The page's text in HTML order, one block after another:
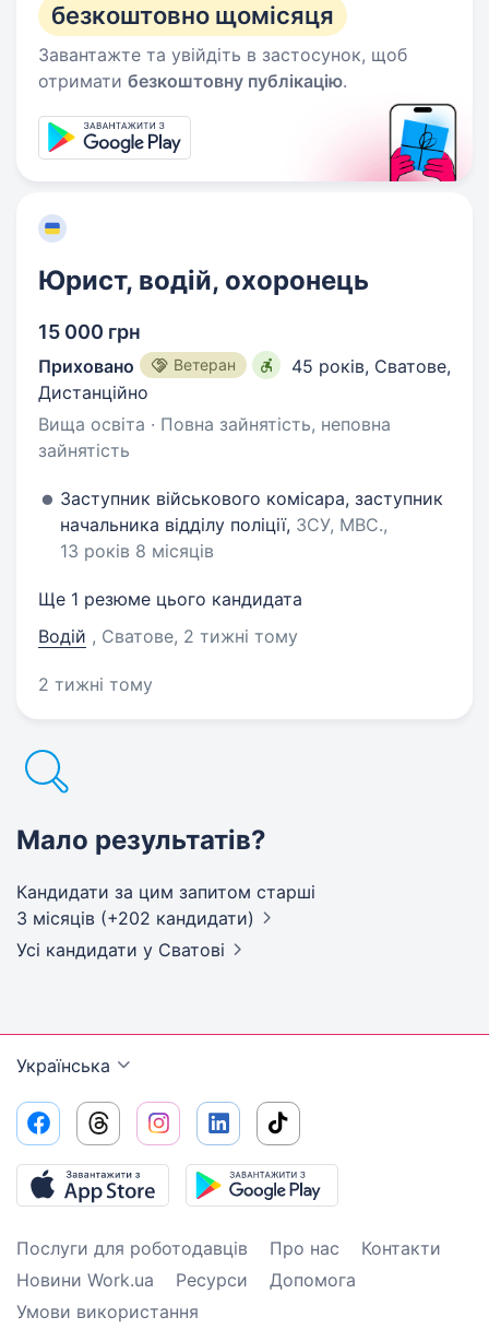
безкоштовно щомісяця
Завантажте та увійдіть в застосунок, щоб
отримати безкоштовну публікацію.
Юрист, водій, охоронець
15 000 грн
Приховано Ветеран 45 років, Сватове,
Дистанційно
Вища освіта · Повна зайнятість, неповна
зайнятість
Заступник військового комісара, заступник
начальника відділу поліції, ЗСУ, МВС.,
13 років 8 місяців
Ще 1 резюме цього кандидата
Водій , Сватове, 2 тижні тому
2 тижні тому
Мало результатів?
Кандидати за цим запитом старші
3 місяців (+202 кандидати)
Усі кандидати у Сватові
Українська
Послуги для роботодавців Про нас
Контакти
Новини Work.ua
Ресурси
Допомога
Умови використання